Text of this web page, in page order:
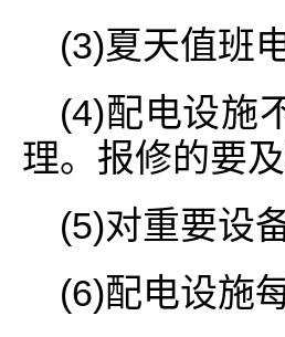
(3)夏天值班
(4)配电设施
理。报修的要及
(5)对重要设
(6)配电设施